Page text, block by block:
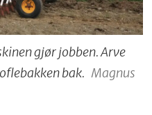
gjør jobben. Arve
bak. Magnus